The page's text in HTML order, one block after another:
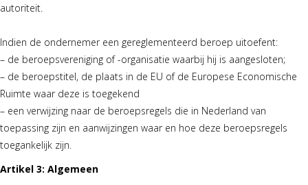
autoriteit.
Indien de ondernemer een gereglementeerd beroep uitoefent:
– de beroepsvereniging of -organisatie waarbij hij is aangesloten;
– de beroepstitel, de plaats in de EU of de Europese Economische
Ruimte waar deze is toegekend
– een verwijzing naar de beroepsregels die in Nederland van
toepassing zijn en aanwijzingen waar en hoe deze beroepsregels
toegankelijk zijn.
Artikel 3: Algemeen